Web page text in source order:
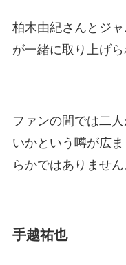
柏木由紀さんとジ
が一緒に取り上げら
ファンの間では二
いかという噂が広
らかではありません
手越祐也